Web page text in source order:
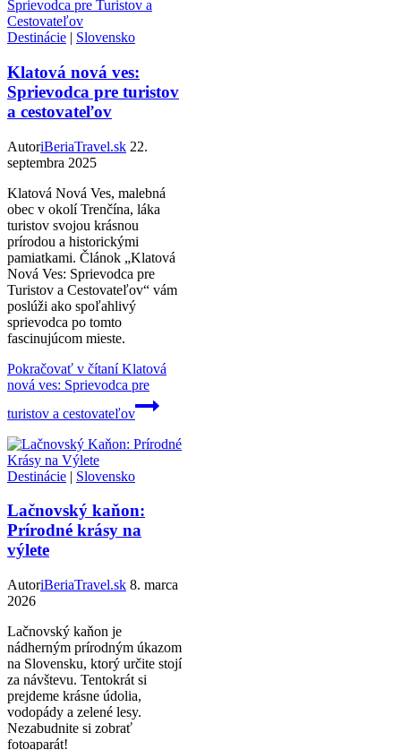
Destinácie | Slovensko
Klatová nová ves:
Sprievodca pre turistov
a cestovateľov
AutoriBeriaTravel.sk 22.
septembra 2025
Klatová Nová Ves, malebná
obec v okolí Trenčína, láka
turistov svojou krásnou
prírodou a historickými
pamiatkami. Článok „Klatová
Nová Ves: Sprievodca pre
Turistov a Cestovateľov“ vám
poslúži ako spoľahlivý
sprievodca po tomto
fascinujúcom mieste.
Pokračovať v čítaníKlatová
nová ves: Sprievodca pre
turistov a cestovateľov
Destinácie | Slovensko
Lačnovský kaňon:
Prírodné krásy na
výlete
AutoriBeriaTravel.sk 8. marca
2026
Lačnovský kaňon je
nádherným prírodným úkazom
na Slovensku, ktorý určite stojí
za návštevu. Tentokrát si
prejdeme krásne údolia,
vodopády a zelené lesy.
Nezabudnite si zobrať
fotoaparát!